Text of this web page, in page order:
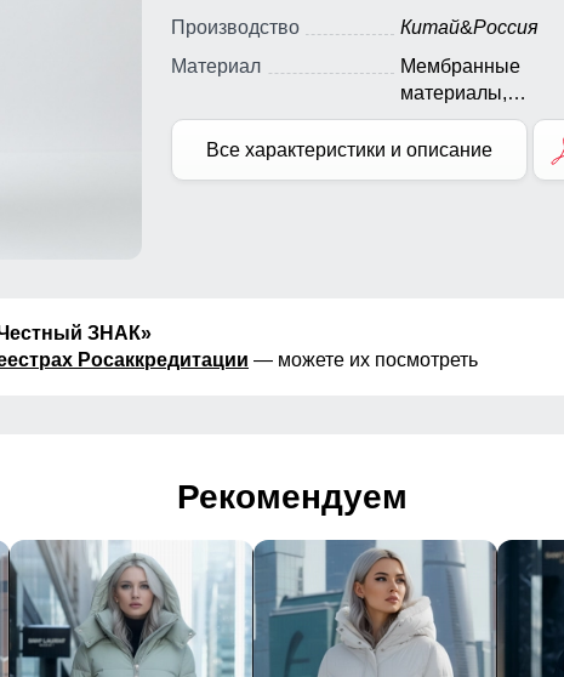
Производство
Китай&Россия
Материал
Мембранные
материалы,
Натуральные
материалы,
Плащевка,
Все характеристики и описание
ЗНАК»
Росаккредитации — можете их посмотреть
Рекомендуем